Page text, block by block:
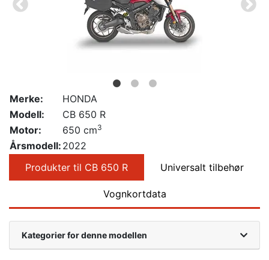
Merke:
HONDA
Modell:
CB 650 R
Motor:
650 cm3
Årsmodell: 2022
Produkter til CB 650 R
Universalt tilbehør
Vognkortdata
Kategorier for denne modellen